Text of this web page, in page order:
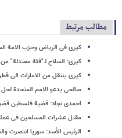
مطالب مرتبط
کیری فی الریاض وحزب الامة
کیری: السلاح لـ"فئة معتدلة"
کیری ینتقل من الامارات الى
صالحی یدعو الامم المتحدة لحل
احمدی نجاد: قضیة فلسطین
مقتل عشرات المسلحین فی
الرئیس الأسد: سوریا انتصرت